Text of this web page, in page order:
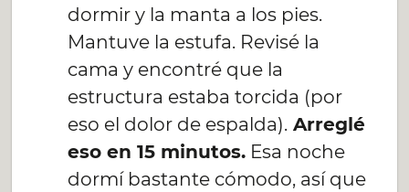
dormir y la manta a los pies.
Mantuve la estufa. Revisé la
cama y encontré que la
estructura estaba torcida (por
eso el dolor de espalda).Arreglé
eso en 15 minutos.Esa noche
dormí bastante cómodo, así que